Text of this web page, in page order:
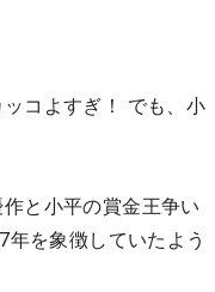
コよすぎ！ でも、小
と小平の賞金王争い
を象徴していたよう